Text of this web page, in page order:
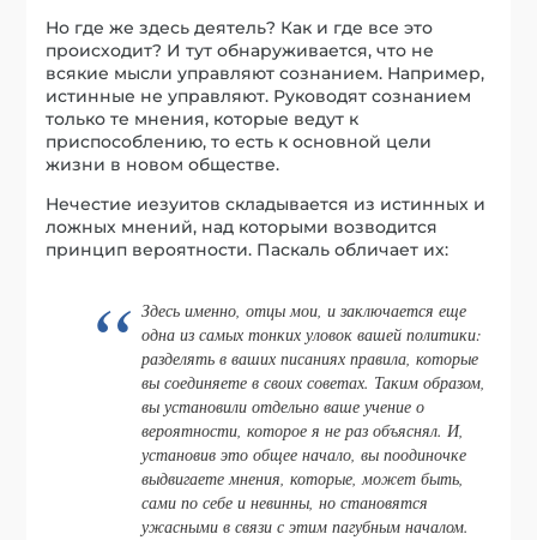
Но где же здесь деятель? Как и где все это
происходит? И тут обнаруживается, что не
всякие мысли управляют сознанием. Например,
истинные не управляют. Руководят сознанием
только те мнения, которые ведут к
приспособлению, то есть к основной цели
жизни в новом обществе.
Нечестие иезуитов складывается из истинных и
ложных мнений, над которыми возводится
принцип вероятности. Паскаль обличает их:
Здесь именно, отцы мои, и заключается еще
одна из самых тонких уловок вашей политики:
разделять в ваших писаниях правила, которые
вы соединяете в своих советах. Таким образом,
вы установили отдельно ваше учение о
вероятности, которое я не раз объяснял. И,
установив это общее начало, вы поодиночке
выдвигаете мнения, которые, может быть,
сами по себе и невинны, но становятся
ужасными в связи с этим пагубным началом.